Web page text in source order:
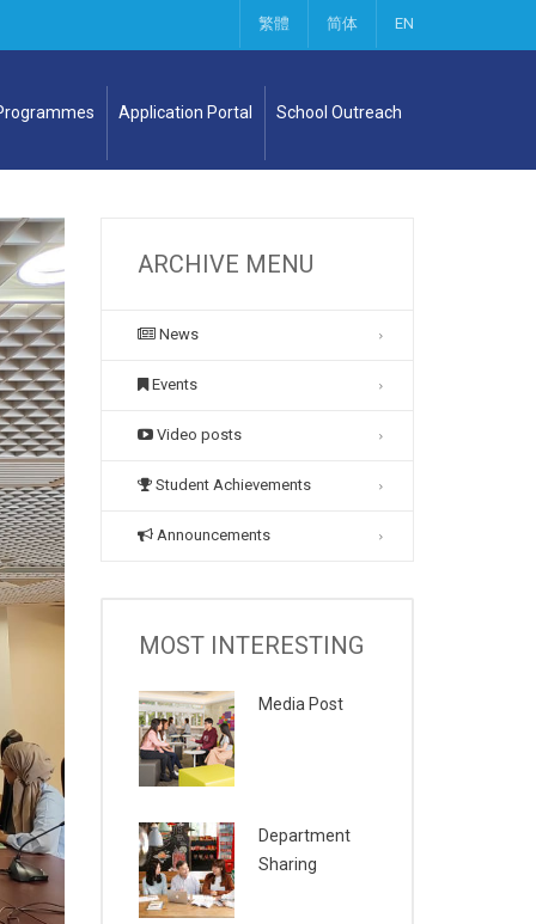
繁體 简体 EN
Application Portal School Outreach
ARCHIVE MENU
News
Events
Video posts
Student Achievements
Announcements
MOST INTERESTING
Media Post
Department
Sharing